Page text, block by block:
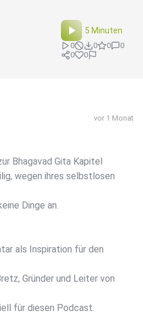
5 Minuten
0 0 0
0
0
0
vor 1 Monat
Bhagavad Gita Kapitel
wegen ihres selbstlosen
Dinge an.
als Inspiration für den
Gründer und Leiter von
für diesen Podcast.